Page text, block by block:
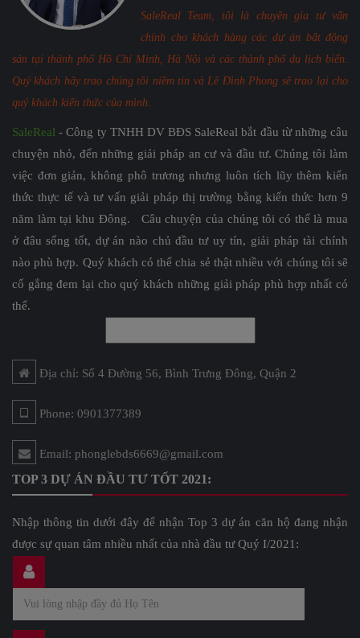
SaleReal Team, tôi là chuyên gia tư vấn
chính cho khách hàng các dự án bất động
sản tại thành phố Hồ Chí Minh, Hà Nội và các thành phố du lịch biển.
Quý khách hãy trao chúng tôi niềm tin và Lê Đình Phong sẽ trao lại cho
quý khách kiến thức của mình.
SaleReal - Công ty TNHH DV BĐS SaleReal bắt đầu từ những câu
chuyện nhỏ, đến những giải pháp an cư và đầu tư. Chúng tôi làm
việc đơn giản, không phô trương nhưng luôn tích lũy thêm kiến
thức thực tế và tư vấn giải pháp thị trường bằng kiến thức hơn 9
năm làm tại khu Đông. Câu chuyện của chúng tôi có thể là mua
ở đâu sống tốt, dự án nào chủ đầu tư uy tín, giải pháp tài chính
nào phù hợp. Quý khách có thể chia sẻ thật nhiều với chúng tôi sẽ
cố gắng đem lại cho quý khách những giải pháp phù hợp nhất có
thể.
Địa chỉ: Số 4 Đường 56, Bình Trưng Đông, Quận 2
Phone: 0901377389
Email: phonglebds6669@gmail.com
TOP 3 DỰ ÁN ĐẦU TƯ TỐT 2021:
Nhập thông tin dưới đây để nhận Top 3 dự án căn hộ đang nhận
được sự quan tâm nhiều nhất của nhà đầu tư Quý I/2021: